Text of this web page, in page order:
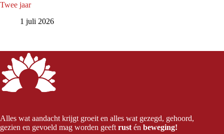
Twee jaar
1 juli 2026
Alles wat aandacht krijgt groeit en alles wat gezegd, gehoord,
gezien en gevoeld mag worden geeftrustén beweging!